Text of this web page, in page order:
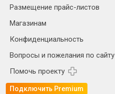
Размещение прайс-листов
Магазинам
Конфиденциальность
Вопросы и пожелания по сайту
Помочь проекту
Подключить Premium